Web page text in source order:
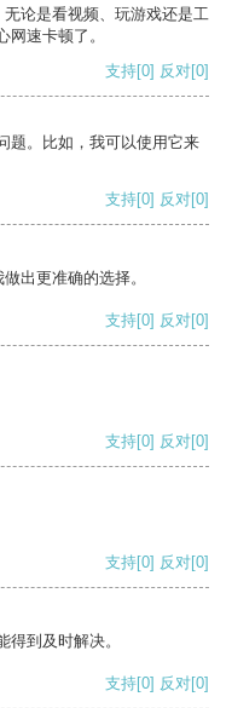
论是看视频、玩游戏还是工
速卡顿了。
支持[0] 反对[0]
题。比如，我可以使用它来
支持[0] 反对[0]
出更准确的选择。
支持[0] 反对[0]
支持[0] 反对[0]
支持[0] 反对[0]
到及时解决。
支持[0] 反对[0]